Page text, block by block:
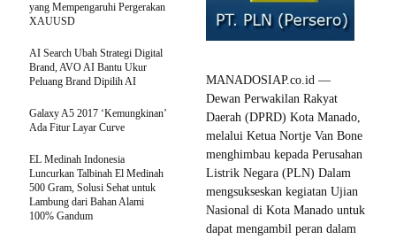
MANADOSIAP.co.id —
Dewan Perwakilan Rakyat
Daerah (DPRD) Kota Manado,
melalui Ketua Nortje Van Bone
menghimbau kepada Perusahan
Listrik Negara (PLN) Dalam
mengsukseskan kegiatan Ujian
Nasional di Kota Manado untuk
dapat mengambil peran dalam
yang Mempengaruhi Pergerakan
XAUUSD
AI Search Ubah Strategi Digital
Brand, AVO AI Bantu Ukur
Peluang Brand Dipilih AI
Galaxy A5 2017 ‘Kemungkinan’
Ada Fitur Layar Curve
EL Medinah Indonesia
Luncurkan Talbinah El Medinah
500 Gram, Solusi Sehat untuk
Lambung dari Bahan Alami
100% Gandum